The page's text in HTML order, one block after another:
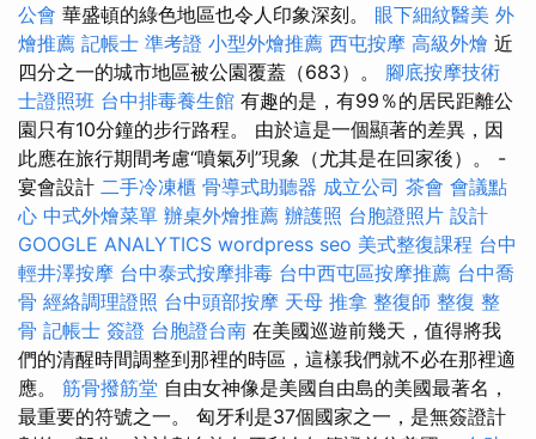
公會 華盛頓的綠色地區也令人印象深刻。 眼下細紋醫美 外
燴推薦 記帳士 準考證 小型外燴推薦 西屯按摩 高級外燴 近
四分之一的城市地區被公園覆蓋（683）。 腳底按摩技術
士證照班 台中排毒養生館 有趣的是，有99％的居民距離公
園只有10分鐘的步行路程。 由於這是一個顯著的差異，因
此應在旅行期間考慮“噴氣列”現象（尤其是在回家後）。 -
宴會設計 二手冷凍櫃 骨導式助聽器 成立公司 茶會 會議點
心 中式外燴菜單 辦桌外燴推薦 辦護照 台胞證照片 設計
GOOGLE ANALYTICS wordpress seo 美式整復課程 台中
輕井澤按摩 台中泰式按摩排毒 台中西屯區按摩推薦 台中喬
骨 經絡調理證照 台中頭部按摩 天母 推拿 整復師 整復 整
骨 記帳士 簽證 台胞證台南 在美國巡遊前幾天，值得將我
們的清醒時間調整到那裡的時區，這樣我們就不必在那裡適
應。 筋骨撥筋堂 自由女神像是美國自由島的美國最著名，
最重要的符號之一。 匈牙利是37個國家之一，是無簽證計